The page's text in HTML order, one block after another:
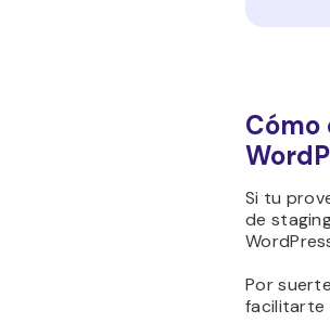
Cómo
Si tu
de
Por
facilitarte